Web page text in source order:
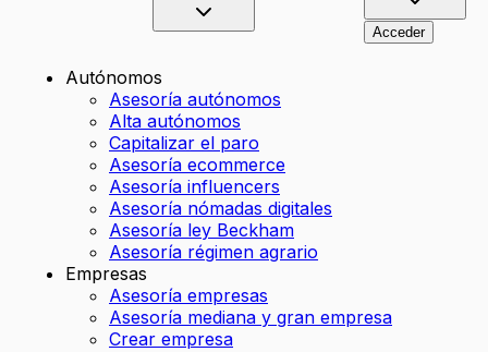
Acceder
Autónomos
Asesoría autónomos
Alta autónomos
Capitalizar el paro
Asesoría ecommerce
Asesoría influencers
Asesoría nómadas digitales
Asesoría ley Beckham
Asesoría régimen agrario
Empresas
Asesoría empresas
Asesoría mediana y gran empresa
Crear empresa